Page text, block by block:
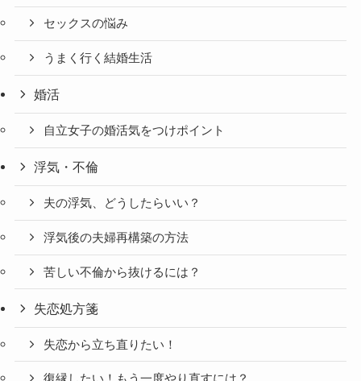
セックスの悩み
うまく行く結婚生活
婚活
自立女子の婚活気をつけポイント
浮気・不倫
夫の浮気、どうしたらいい？
浮気後の夫婦再構築の方法
苦しい不倫から抜けるには？
失恋処方箋
失恋から立ち直りたい！